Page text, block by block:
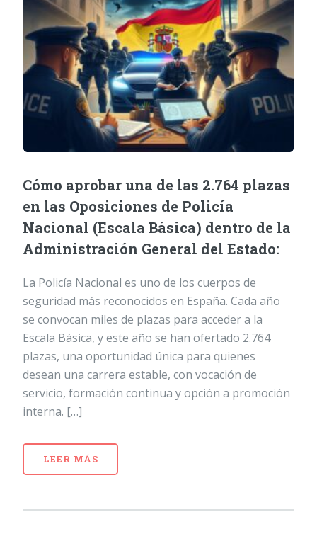
Cómo aprobar una de las 2.764 plazas
en las Oposiciones de Policía
Nacional (Escala Básica) dentro de la
Administración General del Estado:
La Policía Nacional es uno de los cuerpos de
seguridad más reconocidos en España. Cada año
se convocan miles de plazas para acceder a la
Escala Básica, y este año se han ofertado 2.764
plazas, una oportunidad única para quienes
desean una carrera estable, con vocación de
servicio, formación continua y opción a promoción
interna. […]
LEER MÁS